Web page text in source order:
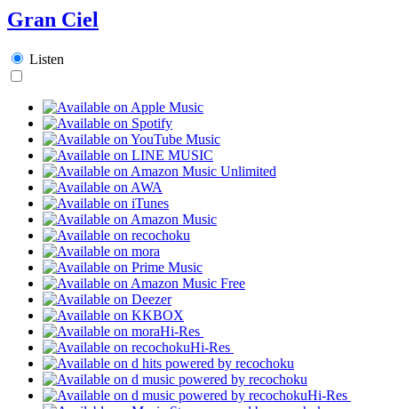
Gran Ciel
Listen
Hi-Res
Hi-Res
Hi-Res